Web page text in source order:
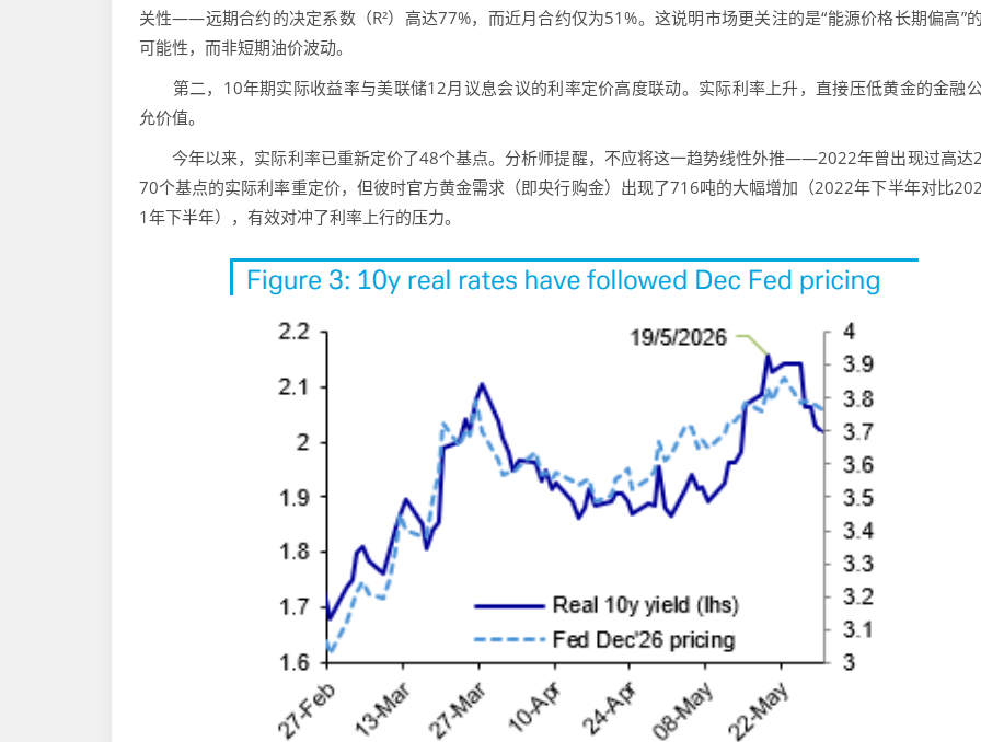
关性——远期合约的决定系数（R²）高达77%，而近月合约仅为51%。这说明市场更关注的是“能源价格长期偏高”的
可能性，而非短期油价波动。
第二，10年期实际收益率与美联储12月议息会议的利率定价高度联动。实际利率上升，直接压低黄金的金融
允价值。
今年以来，实际利率已重新定价了48个基点。分析师提醒，不应将这一趋势线性外推——2022年曾出现过高达2
70个基点的实际利率重定价，但彼时官方黄金需求（即央行购金）出现了716吨的大幅增加（2022年下半年对比202
1年下半年），有效对冲了利率上行的压力。